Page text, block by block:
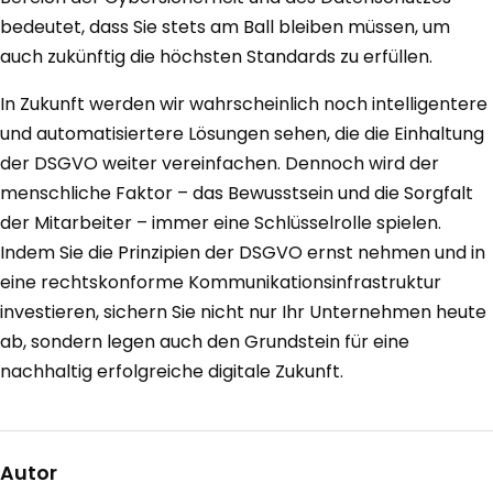
bedeutet, dass Sie stets am Ball bleiben müssen, um
auch zukünftig die höchsten Standards zu erfüllen.
In Zukunft werden wir wahrscheinlich noch intelligentere
und automatisiertere Lösungen sehen, die die Einhaltung
der DSGVO weiter vereinfachen. Dennoch wird der
menschliche Faktor – das Bewusstsein und die Sorgfalt
der Mitarbeiter – immer eine Schlüsselrolle spielen.
Indem Sie die Prinzipien der DSGVO ernst nehmen und in
eine rechtskonforme Kommunikationsinfrastruktur
investieren, sichern Sie nicht nur Ihr Unternehmen heute
ab, sondern legen auch den Grundstein für eine
nachhaltig erfolgreiche digitale Zukunft.
Autor